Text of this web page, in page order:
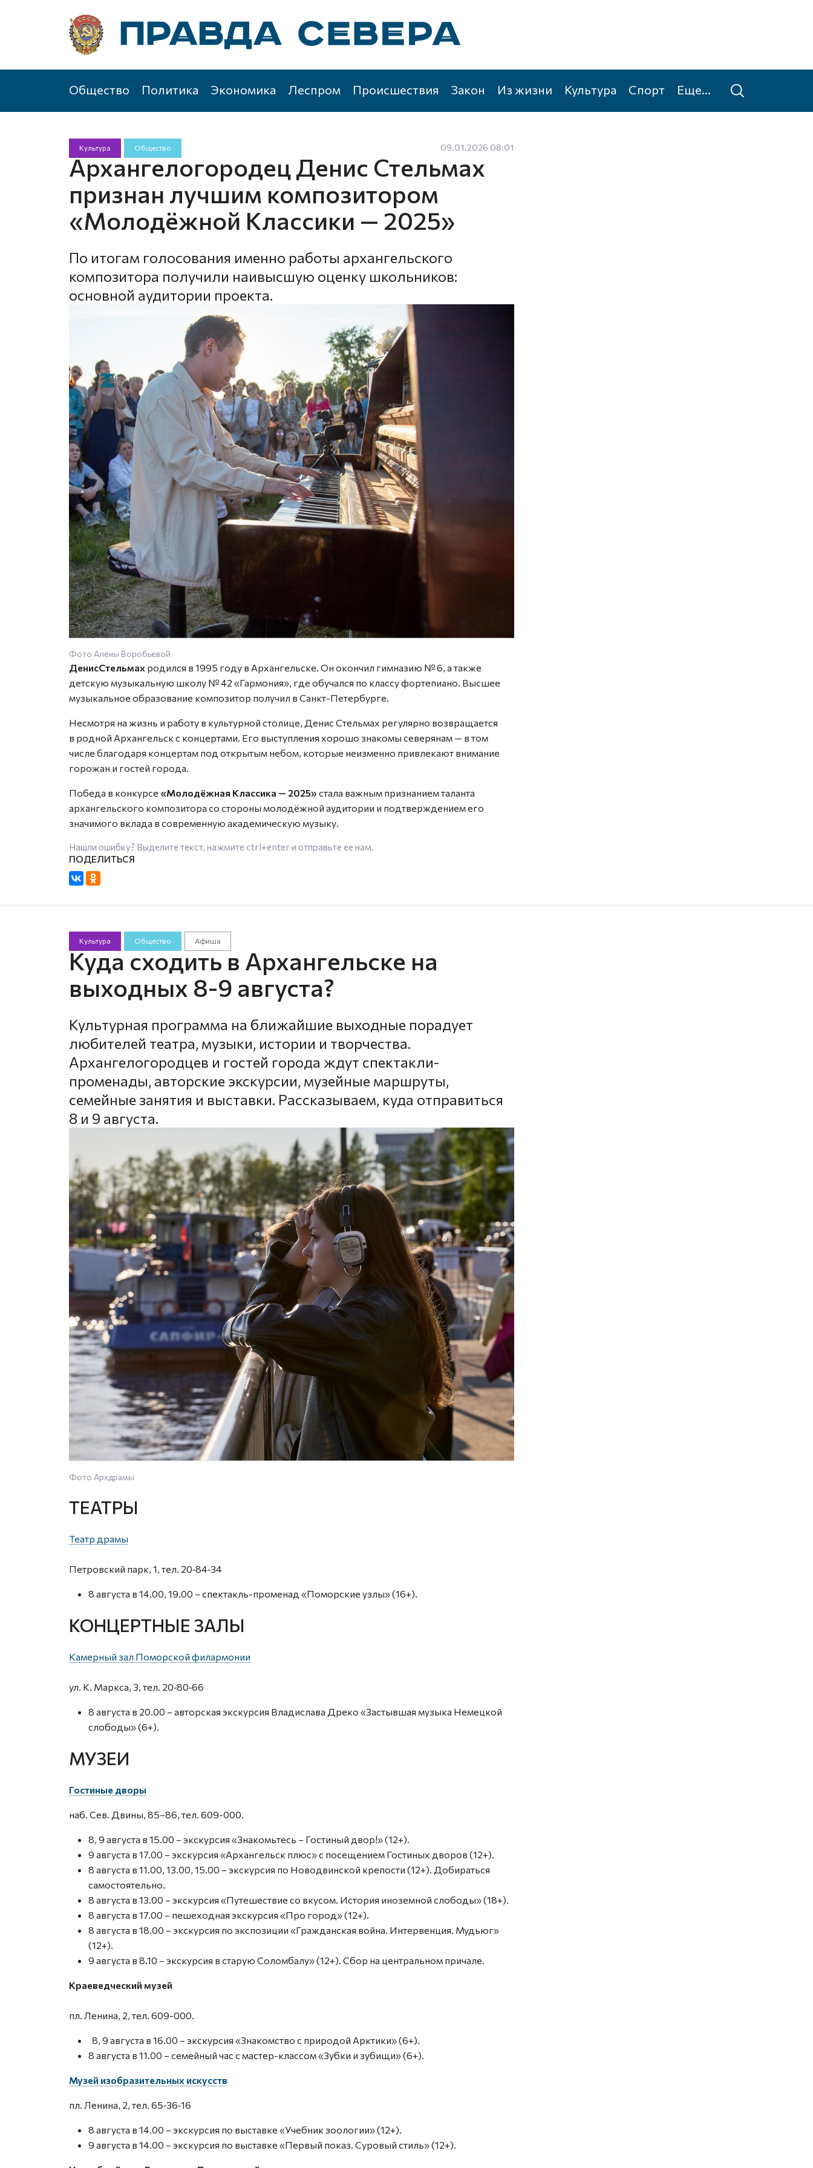
Общество Политика Экономика Леспром Происшествия Закон Из жизни Культура Спорт Еще...
Культура Общество 09.01.2026 08:01
Архангелогородец Денис Стельмах
признан лучшим композитором
«Молодёжной Классики — 2025»
По итогам голосования именно работы архангельского
композитора получили наивысшую оценку школьников:
основной аудитории проекта.
Фото Алены Воробьевой
ДенисСтельмах родился в 1995 году в Архангельске. Он окончил гимназию № 6, а также
детскую музыкальную школу № 42 «Гармония», где обучался по классу фортепиано. Высшее
музыкальное образование композитор получил в Санкт-Петербурге.
Несмотря на жизнь и работу в культурной столице, Денис Стельмах регулярно возвращается
в родной Архангельск с концертами. Его выступления хорошо знакомы северянам — в том
числе благодаря концертам под открытым небом, которые неизменно привлекают внимание
горожан и гостей города.
Победа в конкурсе «Молодёжная Классика — 2025» стала важным признанием таланта
архангельского композитора со стороны молодёжной аудитории и подтверждением его
значимого вклада в современную академическую музыку.
Нашли ошибку? Выделите текст, нажмите ctrl+enterи отправьте ее нам.
Культура Общество Афиша
Куда сходить в Архангельске на
выходных 8-9 августа?
Культурная программа на ближайшие выходные порадует
любителей театра, музыки, истории и творчества.
Архангелогородцев и гостей города ждут спектакли-
променады, авторские экскурсии, музейные маршруты,
семейные занятия и выставки. Рассказываем, куда отправиться
8 и 9 августа.
Фото Архдрамы
ТЕАТРЫ
Театр драмы
Петровский парк, 1, тел. 20‑84‑34
8 августа в 14.00, 19.00 – спектакль-променад «Поморские узлы» (16+).
КОНЦЕРТНЫЕ ЗАЛЫ
Камерный зал Поморской филармонии
ул. К. Маркса, 3, тел. 20‑80‑66
8 августа в 20.00 – авторская экскурсия Владислава Дреко «Застывшая музыка Немецкой
слободы» (6+).
МУЗЕИ
Гостиные дворы
наб. Сев. Двины, 85–86, тел. 609-000.
8, 9 августа в 15.00 – экскурсия «Знакомьтесь – Гостиный двор!» (12+).
9 августа в 17.00 – экскурсия «Архангельск плюс» с посещением Гостиных дворов (12+).
8 августа в 11.00, 13.00, 15.00 – экскурсия по Новодвинской крепости (12+). Добираться
самостоятельно.
8 августа в 13.00 – экскурсия «Путешествие со вкусом. История иноземной слободы» (18+).
8 августа в 17.00 – пешеходная экскурсия «Про город» (12+).
8 августа в 18.00 – экскурсия по экспозиции «Гражданская война. Интервенция. Мудьюг»
(12+).
9 августа в 8.10 – экскурсия в старую Соломбалу» (12+). Сбор на центральном причале.
Краеведческий музей
пл. Ленина, 2, тел. 609-000.
8, 9 августа в 16.00 – экскурсия «Знакомство с природой Арктики» (6+).
8 августа в 11.00 – семейный час с мастер-классом «Зубки и зубищи» (6+).
Музей изобразительных искусств
пл. Ленина, 2, тел. 65‑36‑16
8 августа в 14.00 – экскурсия по выставке «Учебник зоологии» (12+).
9 августа в 14.00 – экскурсия по выставке «Первый показ. Суровый стиль» (12+).